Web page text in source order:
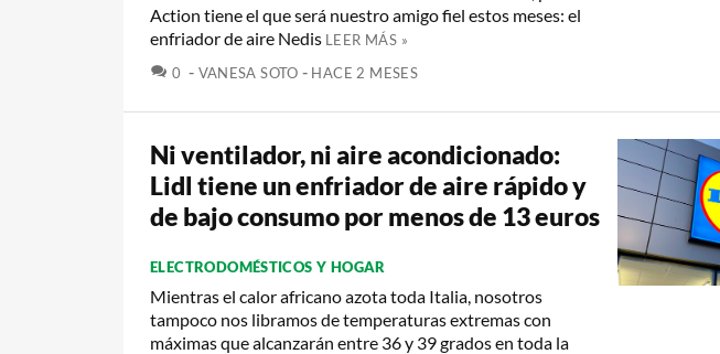
Action tiene el que será nuestro amigo fiel estos meses: el
enfriador de aire Nedis LEER MÁS »
0 COMENTARIOS
VANESA SOTO HACE 2 MESES
Ni ventilador, ni aire acondicionado:
Lidl tiene un enfriador de aire rápido y
de bajo consumo por menos de 13 euros
ELECTRODOMÉSTICOS Y HOGAR
Mientras el calor africano azota toda Italia, nosotros
tampoco nos libramos de temperaturas extremas con
máximas que alcanzarán entre 36 y 39 grados en toda la